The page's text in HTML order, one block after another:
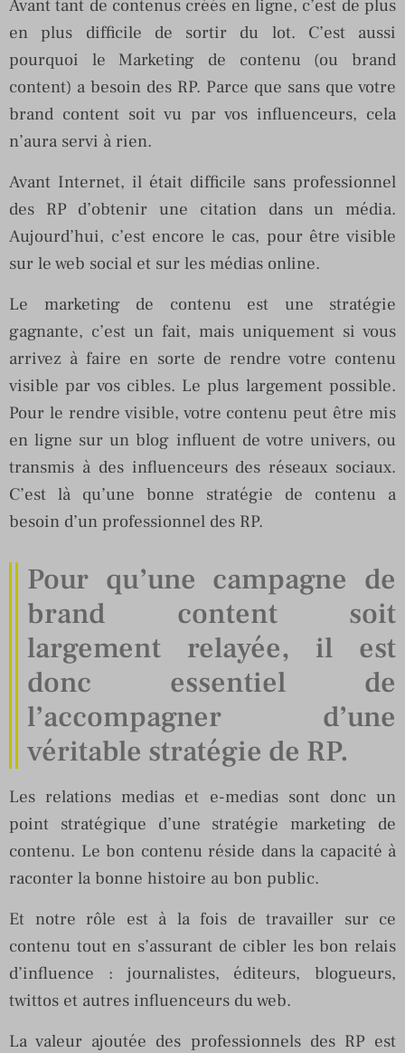
Avant tant de contenus créés en ligne, c’est de plus
en plus difficile de sortir du lot. C’est aussi
pourquoi le Marketing de contenu (ou brand
content) a besoin des RP. Parce que sans que votre
brand content soit vu par vos influenceurs, cela
n’aura servi à rien.
Avant Internet, il était difficile sans professionnel
des RP d’obtenir une citation dans un média.
Aujourd’hui, c’est encore le cas, pour être visible
sur le web social et sur les médias online.
Le marketing de contenu est une stratégie
gagnante, c’est un fait, mais uniquement si vous
arrivez à faire en sorte de rendre votre contenu
visible par vos cibles. Le plus largement possible.
Pour le rendre visible, votre contenu peut être mis
en ligne sur un blog influent de votre univers, ou
transmis à des influenceurs des réseaux sociaux.
C’est là qu’une bonne stratégie de contenu a
besoin d’un professionnel des RP.
Pour qu’une campagne de
brand content soit
largement relayée, il est
donc essentiel de
l’accompagner d’une
véritable stratégie de RP.
Les relations medias et e-medias sont donc un
point stratégique d’une stratégie marketing de
contenu. Le bon contenu réside dans la capacité à
raconter la bonne histoire au bon public.
Et notre rôle est à la fois de travailler sur ce
contenu tout en s’assurant de cibler les bon relais
d’influence : journalistes, éditeurs, blogueurs,
twittos et autres influenceurs du web.
La valeur ajoutée des professionnels des RP est